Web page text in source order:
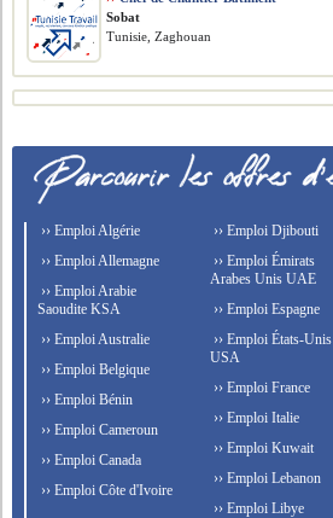
Sobat
Tunisie, Zaghouan
›› Emploi Algérie
›› Emploi Allemagne
›› Emploi Arabie
Saoudite KSA
›› Emploi Australie
›› Emploi Belgique
›› Emploi Bénin
›› Emploi Cameroun
›› Emploi Canada
›› Emploi Côte d'Ivoire
›› Emploi Djibouti
›› Emploi Émirats
Arabes Unis UAE
›› Emploi Espagne
›› Emploi États-Unis
USA
›› Emploi France
›› Emploi Italie
›› Emploi Kuwait
›› Emploi Lebanon
›› Emploi Libye